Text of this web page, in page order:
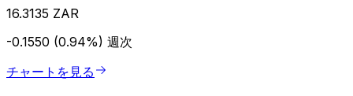
16.3135 ZAR
-0.1550 (0.94%) 週次
チャートを見る